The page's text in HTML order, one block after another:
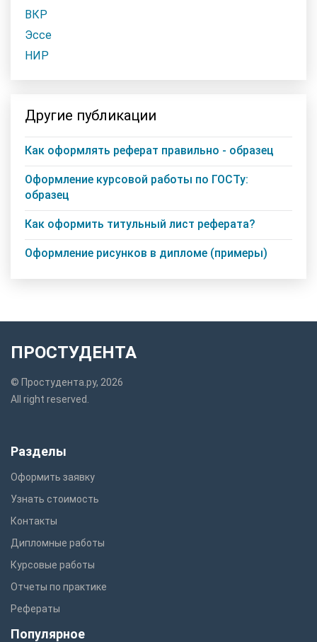
ВКР
Эссе
НИР
Другие публикации
Как оформлять реферат правильно - образец
Оформление курсовой работы по ГОСТу:
образец
Как оформить титульный лист реферата?
Оформление рисунков в дипломе (примеры)
ПРОСТУДЕНТА
© Простудента.ру, 2026
All right reserved.
Разделы
Оформить заявку
Узнать стоимость
Контакты
Дипломные работы
Курсовые работы
Отчеты по практике
Рефераты
Популярное